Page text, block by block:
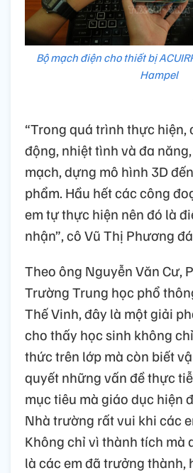
Bộ mạch điện cho thiết bị
Hampel
“Trong quá trình thực hiện,
động, nhiệt tình và đa
mạch, dựng mô hình 3D
phẩm. Hầu hết các công
em tự thực hiện nên đó là
nhận”, cô Vũ Thị Phương
Theo ông Nguyễn Văn Cư,
Trường Trung học phổ
Thế Vinh, đây là một giải
cho thấy học sinh không
thức trên lớp mà còn biết
quyết những vấn đề thực
mục tiêu mà giáo dục hiện
Nhà trường rất vui khi các
Không chỉ vì thành tích mà
là các em đã trưởng thành,